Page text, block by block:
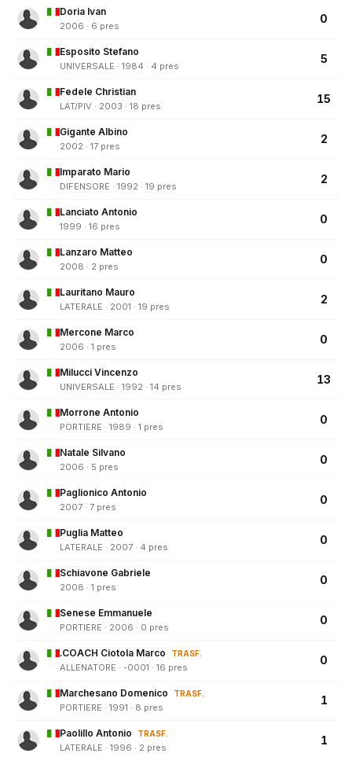
Doria Ivan
2006 · 6 pres
0
Esposito Stefano
UNIVERSALE · 1984 · 4 pres
5
Fedele Christian
LAT/PIV · 2003 · 18 pres
15
Gigante Albino
2002 · 17 pres
2
Imparato Mario
DIFENSORE · 1992 · 19 pres
2
Lanciato Antonio
1999 · 16 pres
0
Lanzaro Matteo
2008 · 2 pres
0
Lauritano Mauro
LATERALE · 2001 · 19 pres
2
Mercone Marco
2006 · 1 pres
0
Milucci Vincenzo
UNIVERSALE · 1992 · 14 pres
13
Morrone Antonio
PORTIERE · 1989 · 1 pres
0
Natale Silvano
2006 · 5 pres
0
Paglionico Antonio
2007 · 7 pres
0
Puglia Matteo
LATERALE · 2007 · 4 pres
0
Schiavone Gabriele
2008 · 1 pres
0
Senese Emmanuele
PORTIERE · 2006 · 0 pres
0
.COACH Ciotola Marco TRASF.
ALLENATORE · -0001 · 16 pres
0
Marchesano Domenico TRASF.
PORTIERE · 1991 · 8 pres
1
Paolillo Antonio TRASF.
LATERALE · 1996 · 2 pres
1